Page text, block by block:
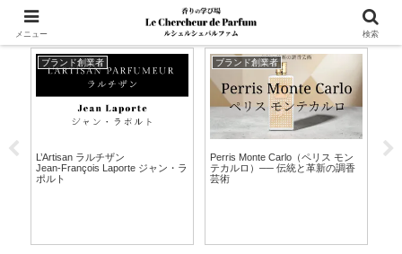
マッチングアプリ風「香水診断」新登場！ >>
ブランド創業者
L’Artisan ラルチザン
Jean-François Laporte ジャン・ラ
ポルト
ブランド創業者
Perris Monte Carlo（ペリス モン
テカルロ）── 伝統と革新の調香
芸術
メニュー 検索